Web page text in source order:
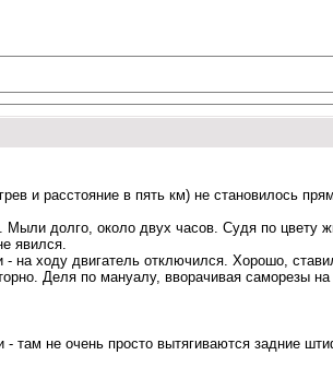
и расстояние в пять км) не становилось
долго, около двух часов. Судя по цвету
явился.
на ходу двигатель отключился. Хорошо,
Деля по мануалу, вворачивая саморезы
там не очень просто вытягиваются задние